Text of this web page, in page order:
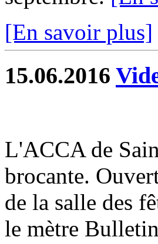
[En savoir plus]
15.06.2016
L'ACCA de
brocante.
de la salle des
le mètre